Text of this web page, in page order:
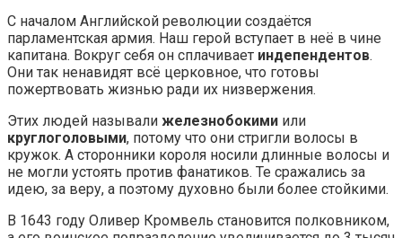
С началом Английской революции создаётся
парламентская армия. Наш герой вступает в неё в чине
капитана. Вокруг себя он сплачивает индепендентов.
Они так ненавидят всё церковное, что готовы
пожертвовать жизнью ради их низвержения.
Этих людей называли железнобокими или
круглоголовыми, потому что они стригли волосы в
кружок. А сторонники короля носили длинные волосы и
не могли устоять против фанатиков. Те сражались за
идею, за веру, а поэтому духовно были более стойкими.
В 1643 году Оливер Кромвель становится полковником,